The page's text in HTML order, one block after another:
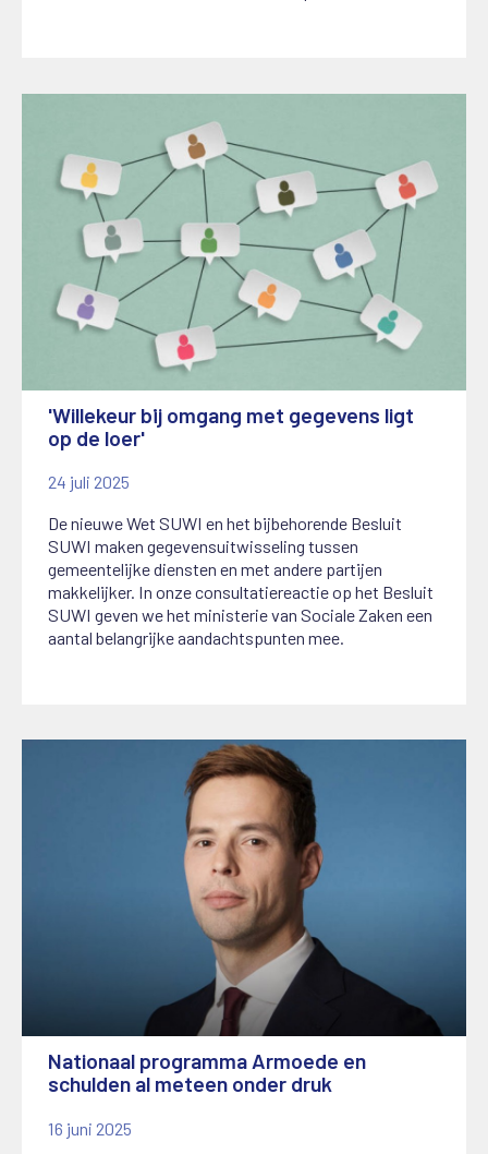
'Willekeur bij omgang met gegevens ligt
op de loer'
24 juli 2025
De nieuwe Wet SUWI en het bijbehorende Besluit
SUWI maken gegevensuitwisseling tussen
gemeentelijke diensten en met andere partijen
makkelijker. In onze consultatiereactie op het Besluit
SUWI geven we het ministerie van Sociale Zaken een
aantal belangrijke aandachtspunten mee.
Nationaal programma Armoede en
schulden al meteen onder druk
16 juni 2025